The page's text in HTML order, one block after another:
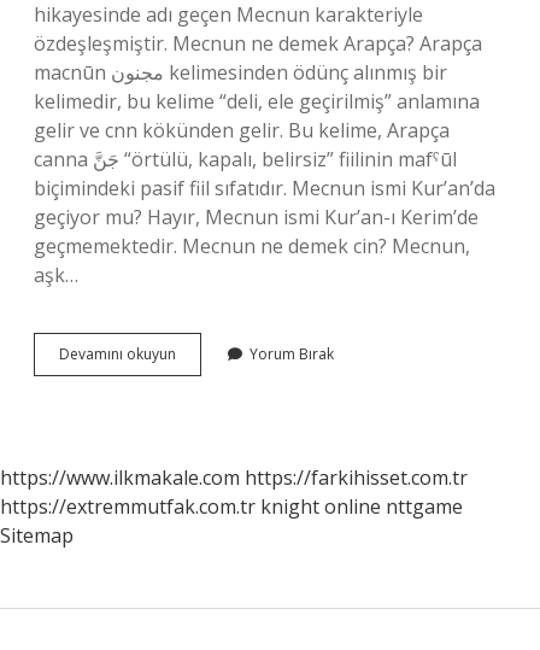
hikayesinde adı geçen Mecnun karakteriyle
özdeşleşmiştir. Mecnun ne demek Arapça? Arapça
macnūn مجنون kelimesinden ödünç alınmış bir
kelimedir, bu kelime “deli, ele geçirilmiş” anlamına
gelir ve cnn kökünden gelir. Bu kelime, Arapça
canna جَنَّ “örtülü, kapalı, belirsiz” fiilinin mafˁūl
biçimindeki pasif fiil sıfatıdır. Mecnun ismi Kur’an’da
geçiyor mu? Hayır, Mecnun ismi Kur’an-ı Kerim’de
geçmemektedir. Mecnun ne demek cin? Mecnun,
aşk…
Devamını okuyun
Kelimesinin
Yorum Bırak
https://www.ilkmakale.com https://farkihisset.com.tr
https://extremmutfak.com.tr knight online nttgame
Sitemap